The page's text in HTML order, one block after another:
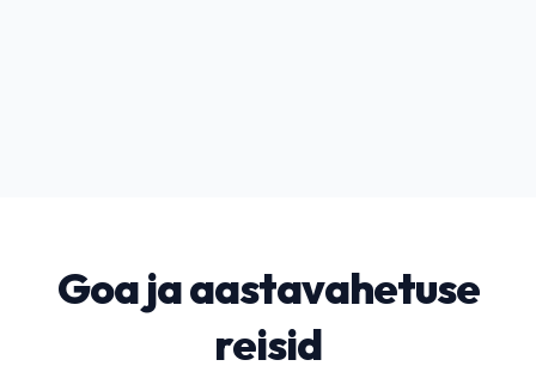
Goa ja aastavahetuse
reisid